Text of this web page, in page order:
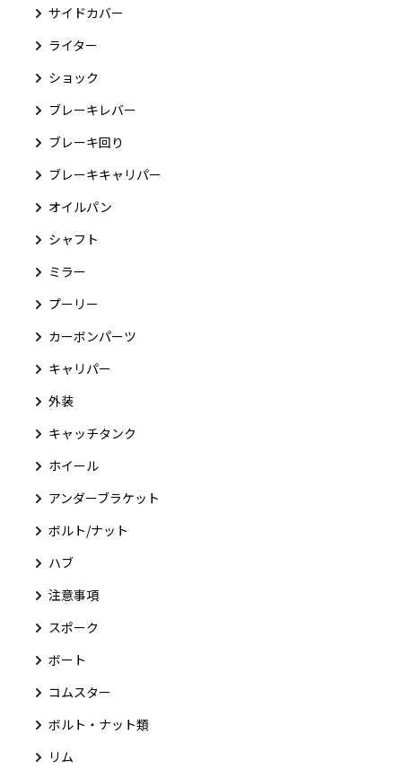
サイドカバー
ライター
ショック
ブレーキレバー
ブレーキ回り
ブレーキキャリパー
オイルパン
シャフト
ミラー
プーリー
カーボンパーツ
キャリパー
外装
キャッチタンク
ホイール
アンダーブラケット
ボルト/ナット
ハブ
注意事項
スポーク
ボート
コムスター
ボルト・ナット類
リム